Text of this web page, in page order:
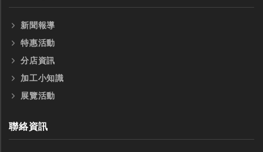
新聞報導
特惠活動
分店資訊
加工小知識
展覽活動
聯絡資訊